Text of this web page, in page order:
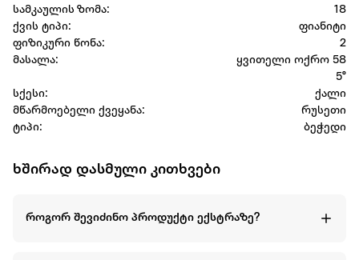
სამკაულის ზომა:
18
ქვის ტიპი:
ფიანიტი
ფიზიკური წონა:
2
მასალა:
ყვითელი ოქრო 58
5°
სქესი:
ქალი
მწარმოებელი ქვეყანა:
რუსეთი
ტიპი:
ბეჭედი
ხშირად დასმული კითხვები
როგორ შევიძინო პროდუქტი ექსტრაზე?